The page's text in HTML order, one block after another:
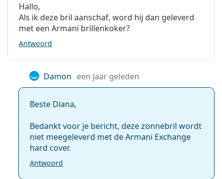
Hallo,
Als ik deze bril aanschaf, word hij dan geleverd
met een Armani brillenkoker?
Antwoord
Damon een jaar geleden
Beste Diana,
Bedankt voor je bericht, deze zonnebril wordt
niet meegeleverd met de Armani Exchange
hard cover.
Antwoord